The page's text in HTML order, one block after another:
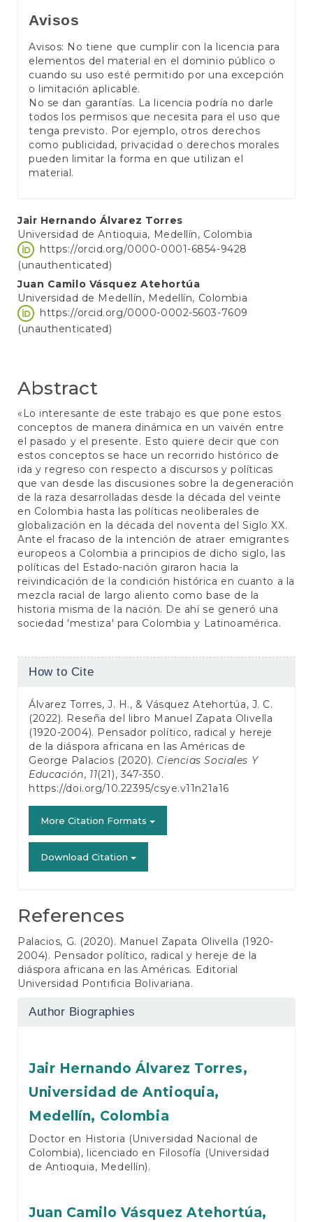
Avisos
Avisos: No tiene que cumplir con la licencia para
elementos del material en el dominio público o
cuando su uso esté permitido por una excepción
o limitación aplicable.
No se dan garantías. La licencia podría no darle
todos los permisos que necesita para el uso que
tenga previsto. Por ejemplo, otros derechos
como publicidad, privacidad o derechos morales
pueden limitar la forma en que utilizan el
material.
Main
Article
Content
Jair Hernando Álvarez Torres
Universidad de Antioquia, Medellín, Colombia
https://orcid.org/0000-0001-6854-9428
(unauthenticated)
Juan Camilo Vásquez Atehortúa
Universidad de Medellín, Medellín, Colombia
https://orcid.org/0000-0002-5603-7609
(unauthenticated)
Abstract
«Lo interesante de este trabajo es que pone estos
conceptos de manera dinámica en un vaivén entre
el pasado y el presente. Esto quiere decir que con
estos conceptos se hace un recorrido histórico de
ida y regreso con respecto a discursos y políticas
que van desde las discusiones sobre la degeneración
de la raza desarrolladas desde la década del veinte
en Colombia hasta las políticas neoliberales de
globalización en la década del noventa del Siglo XX.
Ante el fracaso de la intención de atraer emigrantes
europeos a Colombia a principios de dicho siglo, las
políticas del Estado-nación giraron hacia la
reivindicación de la condición histórica en cuanto a la
mezcla racial de largo aliento como base de la
historia misma de la nación. De ahí se generó una
sociedad 'mestiza' para Colombia y Latinoamérica.
Article
How to Cite
Álvarez Torres, J. H., & Vásquez Atehortúa, J. C.
(2022). Reseña del libro Manuel Zapata Olivella
(1920-2004). Pensador político, radical y hereje
de la diáspora africana en las Américas de
George Palacios (2020). Ciencias Sociales Y
Educación, 11(21), 347-350.
https://doi.org/10.22395/csye.v11n21a16
More Citation Formats
Download Citation
References
Palacios, G. (2020). Manuel Zapata Olivella (1920-
2004). Pensador político, radical y hereje de la
diáspora africana en las Américas. Editorial
Universidad Pontificia Bolivariana.
Author Biographies
Jair Hernando Álvarez Torres,
Universidad de Antioquia,
Medellín, Colombia
Doctor en Historia (Universidad Nacional de
Colombia), licenciado en Filosofía (Universidad
de Antioquia, Medellín).
Juan Camilo Vásquez Atehortúa,